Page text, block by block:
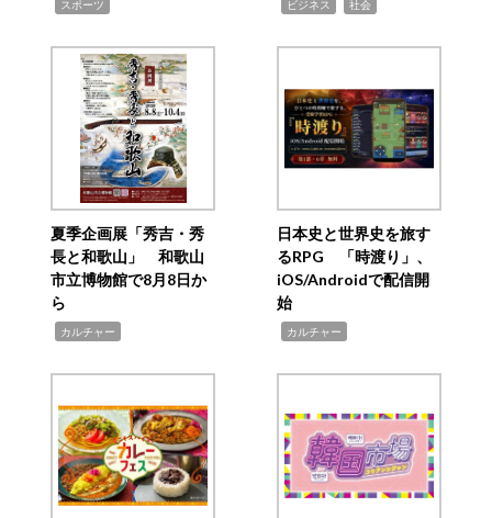
スポーツ ビジネス 社会
夏季企画展「秀吉・秀
長と和歌山」 和歌山
市立博物館で8月8日か
ら
カルチャー
日本史と世界史を旅す
るRPG 「時渡り」、
iOS/Androidで配信開
始
カルチャー